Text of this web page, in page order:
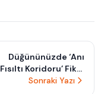
Sonraki Yazı
Düğününüzde ‘Anı
Fısıltı Koridoru’ Fikri:
Misafirlerinizin